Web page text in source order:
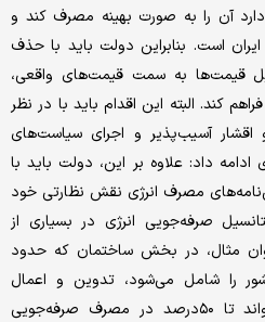
آن را به صورت بهینه مصرف کند و
است. بنابراین دولت باید با حذف
قیمت‌ها به سمت قیمت‌های واقعی،
کند. البته این اقدام باید با در نظر
اقشار آسیب‌‌‌پذیر و اجرای سیاست‌‌‌های
داد: علاوه بر این، دولت باید با
مصرف انرژی نقش نظارتی خود
صرفه‌‌‌جویی انرژی در بسیاری از
مثال، در بخش ساختمان که حدود
را شامل می‌شود، تدوین و اعمال
استانداردهای مصرف انرژی می‌‌‌تواند تا ۵۰‌درصد در مصرف صرفه‌‌‌جویی